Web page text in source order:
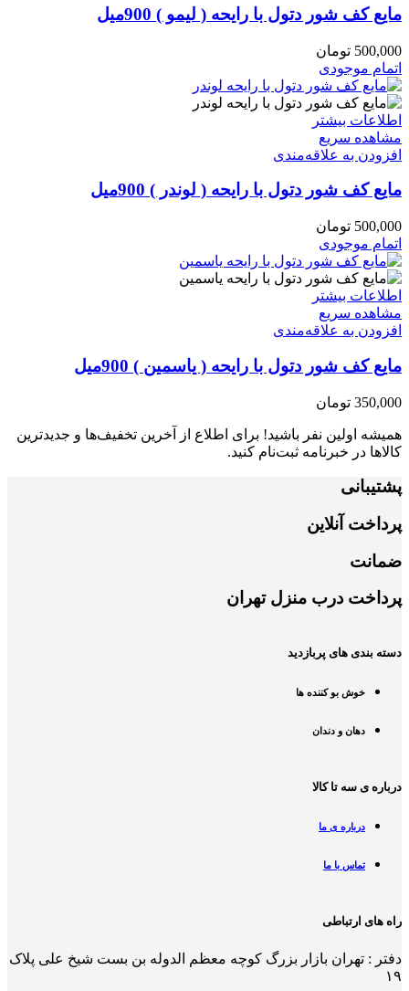
مایع کف شور دتول با رایحه ( لیمو ) 900میل
500,000 تومان
اتمام موجودی
اطلاعات بیشتر
مشاهده سریع
افزودن به علاقه‌مندی
مایع کف شور دتول با رایحه ( لوندر ) 900میل
500,000 تومان
اتمام موجودی
اطلاعات بیشتر
مشاهده سریع
افزودن به علاقه‌مندی
مایع کف شور دتول با رایحه ( یاسمین ) 900میل
350,000 تومان
همیشه اولین نفر باشید! برای اطلاع از آخرین تخفیف‌ها و جدیدترین
کالاها در خبرنامه ثبت‌نام کنید.
پشتیبانی
پرداخت آنلاین
ضمانت
پرداخت درب منزل تهران
دسته بندی های پربازدید
خوش بو کننده ها
دهان و دندان
درباره ی سه تا کالا
درباره ی ما
تماس با ما
راه های ارتباطی
دفتر : تهران بازار بزرگ کوچه معظم الدوله بن بست شیخ علی پلاک
۱۹